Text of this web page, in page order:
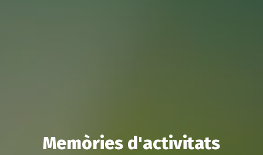
Memòries d'activitats